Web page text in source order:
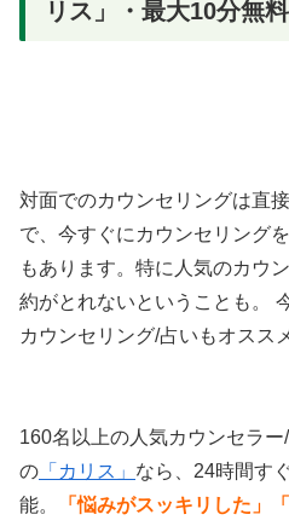
リス」・最大10分無料
対面でのカウンセリングは直
で、今すぐにカウンセリング
もあります。特に人気のカウ
約がとれないということも。
カウンセリング/占いもオスス
160名以上の人気カウンセラ
の 「カリス」 なら、24時間す
能。
「悩みがスッキリした」